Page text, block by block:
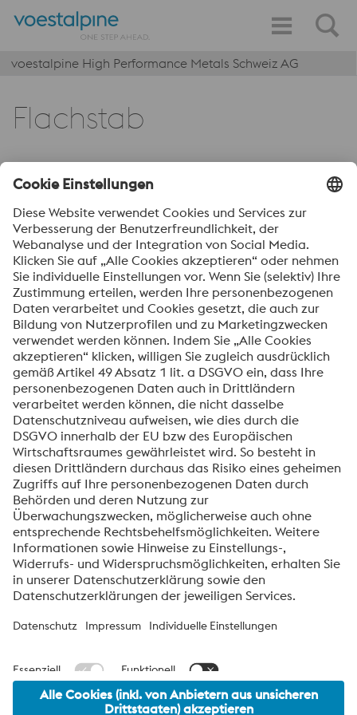
voestalpine High Performance Metals Schweiz AG
Flachstab
Dazugehörige Produkte
1.1191/C45 (V945)
Weiterlesen
1.5752 (E200)
Weiterlesen
K945
Weiterlesen
voestalpine High Performance Metals Schweiz AG
Die voestalpine High Performance Metals Schweiz AG ist die
Vertriebsgesellschaft in der Schweiz und Liechtenstein der High
Performance Metals Division im voestalpine Konzern.
Wir sind Ihr Ansprechpartner für anspruchsvolle Produkt- und
-beschichtungen.
voestalpine Group Navigation